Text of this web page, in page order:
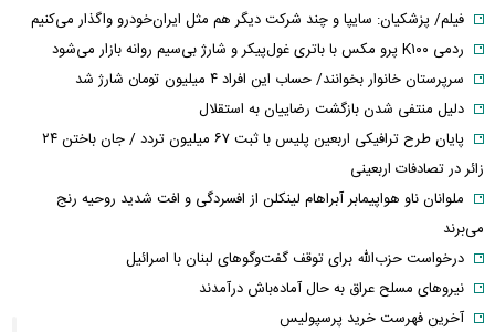
فیلم/ پزشکیان: سایپا و چند شرکت دیگر هم مثل ایران‌خودرو واگذار می‌کنیم
ردمی K۱۰۰ پرو مکس با باتری غول‌پیکر و شارژ بی‌سیم روانه بازار می‌شود
سرپرستان خانوار بخوانند/ حساب این افراد ۴ میلیون تومان شارژ شد
دلیل منتفی شدن بازگشت رضاییان به استقلال
پایان طرح ترافیکی اربعین پلیس با ثبت ۶۷ میلیون تردد / جان باختن ۲۴
زائر در تصادفات اربعینی
ملوانان ناو هواپیمابر آبراهام لینکلن از افسردگی و افت شدید روحیه رنج
می‌برند
درخواست حزب‌الله برای توقف گفت‌وگوهای لبنان با اسرائیل
نیروهای مسلح عراق به حال آماده‌باش درآمدند
آخرین فهرست خرید پرسپولیس